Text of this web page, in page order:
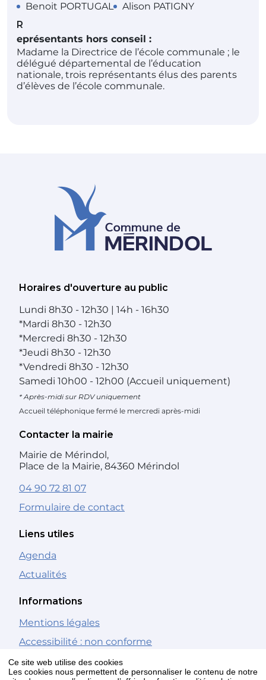
Ce site web utilise des cookies
Les cookies nous permettent de personnaliser le contenu de notre
Benoit PORTUGAL
Alison PATIGNY
R
eprésentants hors conseil :
Madame la Directrice de l’école communale ; le
délégué départemental de l’éducation
nationale, trois représentants élus des parents
d’élèves de l’école communale.
Horaires d'ouverture au public
Lundi 8h30 - 12h30 | 14h - 16h30
*Mardi 8h30 - 12h30
*Mercredi 8h30 - 12h30
*Jeudi 8h30 - 12h30
*Vendredi 8h30 - 12h30
Samedi 10h00 - 12h00 (Accueil uniquement)
* Après-midi sur RDV uniquement
Accueil téléphonique fermé le mercredi après-midi
Contacter la mairie
Mairie de Mérindol,
Place de la Mairie, 84360 Mérindol
04 90 72 81 07
Formulaire de contact
Liens utiles
Agenda
Actualités
Informations
Mentions légales
Accessibilité : non conforme
Gestion des cookies